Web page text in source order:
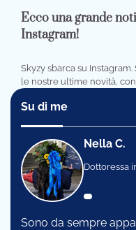
Ecco una grande
Instagram!
Skyzy sbarca su
le nostre ultime novità,
Su di me
Nella C.
Dottoressa
Sono da sempre